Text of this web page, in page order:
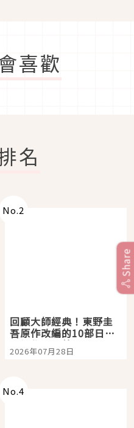
喜歡
名
No.2
回顧大師經典！東野圭
吾原作改編的10部日本
影視作品推薦
2026年07月28日
No.4
Share